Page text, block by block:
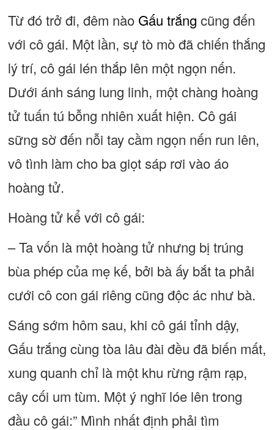
Từ đó trở đi, đêm nào Gấu trắng cũng đến
với cô gái. Một lần, sự tò mò đã chiến thắng
lý trí, cô gái lén thắp lên một ngọn nến.
Dưới ánh sáng lung linh, một chàng hoàng
tử tuấn tú bỗng nhiên xuất hiện. Cô gái
sững sờ đến nỗi tay cầm ngọn nến run lên,
vô tình làm cho ba giọt sáp rơi vào áo
hoàng tử.
Hoàng tử kể với cô gái:
– Ta vốn là một hoàng tử nhưng bị trúng
bùa phép của mẹ kế, bởi bà ấy bắt ta phải
cưới cô con gái riêng cũng độc ác như bà.
Sáng sớm hôm sau, khi cô gái tỉnh dậy,
Gấu trắng cùng tòa lâu đài đều đã biến mất,
xung quanh chỉ là một khu rừng rậm rạp,
cây cối um tùm. Một ý nghĩ lóe lên trong
đầu cô gái:” Mình nhất định phải tìm